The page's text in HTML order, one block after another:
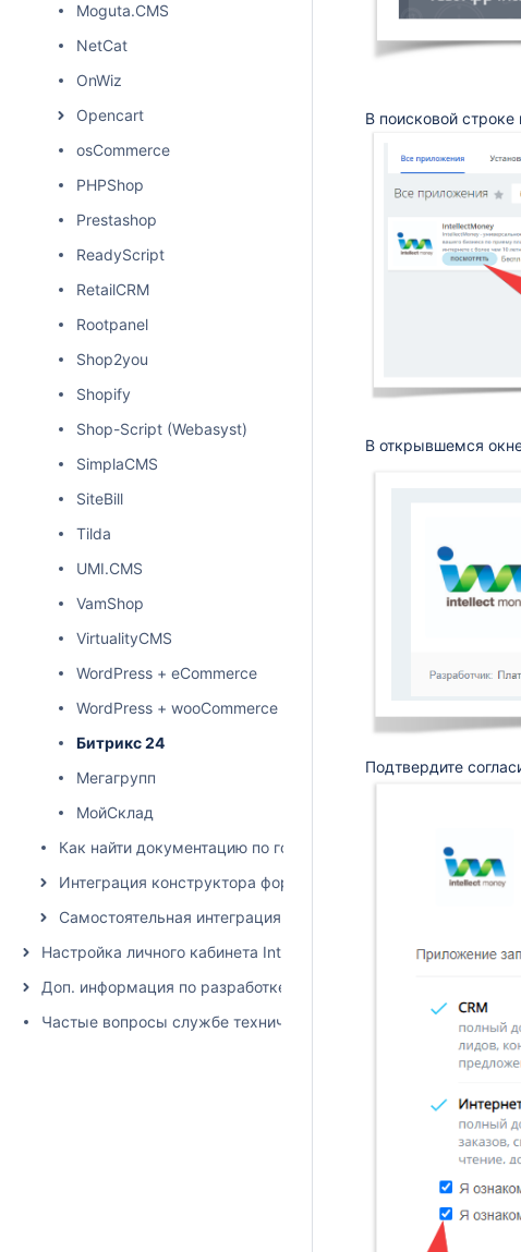
Moguta.CMS
NetCat
OnWiz
Opencart
osCommerce
PHPShop
Prestashop
ReadyScript
RetailCRM
Rootpanel
Shop2you
Shopify
Shop-Script (Webasyst)
SimplaCMS
SiteBill
Tilda
UMI.CMS
VamShop
VirtualityCMS
WordPress + eCommerce
WordPress + wooCommerce
Битрикс 24
Мегагрупп
МойСклад
Как найти документацию по готовому модулю оплаты,
Интеграция конструктора формы (без разработки)
Самостоятельная интеграция и API
Настройка личного кабинета IntellectMoney для интеграции
Доп. информация по разработке и тестированию
Частые вопросы службе технической поддержки
В поисковой строке
В открывшемся
Подтвердите